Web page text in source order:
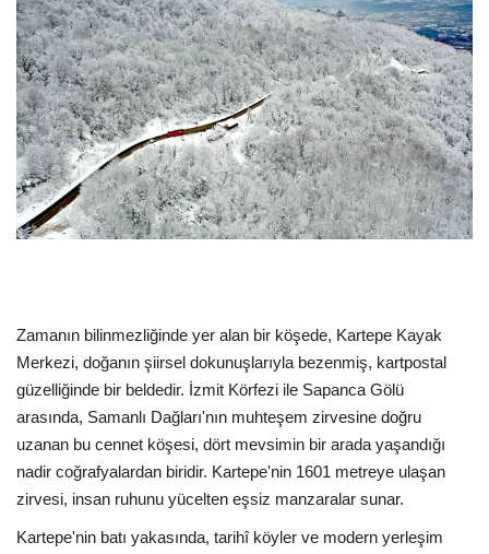
Galeri
Dil
English Türkçe
Zamanın bilinmezliğinde yer alan bir köşede, Kartepe Kayak
Merkezi, doğanın şiirsel dokunuşlarıyla bezenmiş, kartpostal
güzelliğinde bir beldedir. İzmit Körfezi ile Sapanca Gölü
arasında, Samanlı Dağları'nın muhteşem zirvesine doğru
uzanan bu cennet köşesi, dört mevsimin bir arada yaşandığı
nadir coğrafyalardan biridir. Kartepe'nin 1601 metreye ulaşan
zirvesi, insan ruhunu yücelten eşsiz manzaralar sunar.
Kartepe'nin batı yakasında, tarihî köyler ve modern yerleşim